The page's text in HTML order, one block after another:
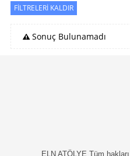
FİLTRELERİ KALDIR
Sonuç Bulunamadı
ELN ATÖLYE Tüm